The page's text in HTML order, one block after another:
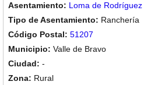
Loma de Rodríguez
Ranchería
51207
Valle de Bravo
-
Rural